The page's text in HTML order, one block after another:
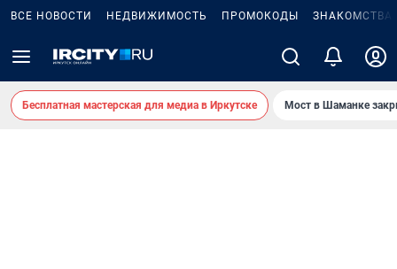
ВСЕ НОВОСТИ НЕДВИЖИМОСТЬ ПРОМОКОДЫ ЗНАКОМСТВА
Бесплатная мастерская для медиа в Иркутске Мост в Шаманке